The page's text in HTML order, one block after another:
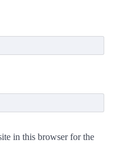
in this browser for the